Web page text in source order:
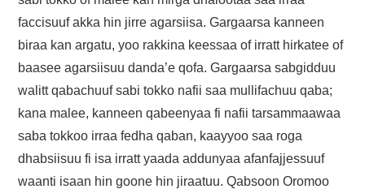
FAYYAA/HEALTH
BARUMSA/EDUCATION
ABOUT
faccisuuf akka hin jirre agarsiisa. Gargaarsa kanneen
biraa kan argatu, yoo rakkina keessaa of irratt hirkatee of
baasee agarsiisuu danda’e qofa. Gargaarsa sabgidduu
walitt qabachuuf sabi tokko nafii saa mullifachuu qaba;
kana malee, kanneen qabeenyaa fi nafii tarsammaawaa
saba tokkoo irraa fedha qaban, kaayyoo saa roga
dhabsiisuu fi isa irratt yaada addunyaa afanfajjessuuf
waanti isaan hin goone hin jiraatuu. Qabsoon Oromoo